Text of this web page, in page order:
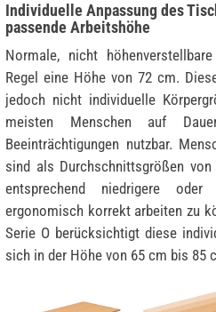
Individuelle Anpassung des
passende Arbeitshöhe
Normale, nicht
Regel eine Höhe von 72 cm.
jedoch nicht individuelle
meisten Menschen auf
Beeinträchtigungen nutzbar.
sind als Durchschnittsgrößen
entsprechend niedrigere
ergonomisch korrekt arbeiten zu
Serie O berücksichtigt diese
sich in der Höhe von 65 cm bis 85